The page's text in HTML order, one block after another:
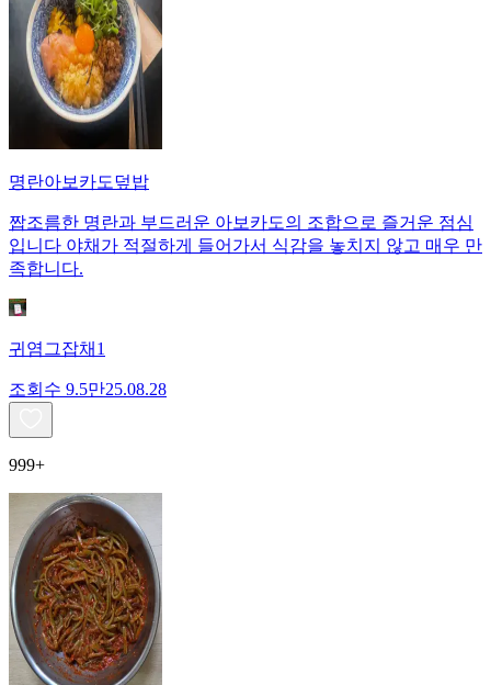
명란아보카도덮밥
짭조름한 명란과 부드러운 아보카도의 조합으로 즐거운 점심
입니다 야채가 적절하게 들어가서 식감을 놓치지 않고 매우 만
족합니다.
귀염그잡채1
조회수 9.5만25.08.28
999+